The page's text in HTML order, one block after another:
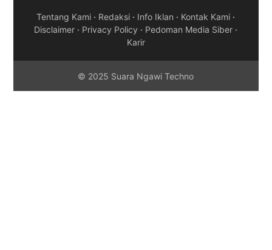
Tentang Kami · Redaksi · Info Iklan · Kontak Kami ·
Disclaimer · Privacy Policy · Pedoman Media Siber ·
Karir
© 2025 Suara Ngawi Techno